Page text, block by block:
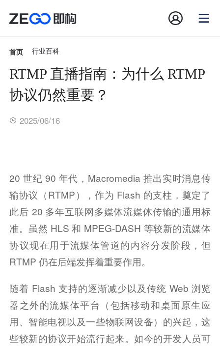
首页 行业百科
RTMP 直播指南：为什么 RTMP
协议仍然重要？
2025/06/16
20 世纪 90 年代，Macromedia 推出实时消息传
输协议（RTMP），作为 Flash 的支柱，奠定了
此后 20 多年互联网多媒体流媒体传输的通用标
准。虽然 HLS 和 MPEG-DASH 等较新的流媒体
协议现在用于流媒体管道的内容分发阶段，但
RTMP 仍在后端发挥着重要作用。
随着 Flash 支持的逐渐减少以及传统 Web 浏览
器之外的流媒体平台（包括移动和桌面原生应
用、智能电视以及一些物联网设备）的兴起，这
些较新的协议开始流行起来。如今的开发人员可